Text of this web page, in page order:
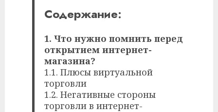
Содержание:
1. Что нужно помнить перед
открытием интернет-
магазина?
1.1. Плюсы виртуальной
торговли
1.2. Негативные стороны
торговли в интернет-